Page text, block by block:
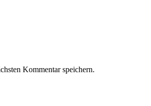
Kommentar speichern.